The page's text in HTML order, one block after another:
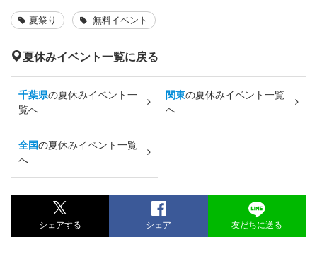
夏祭り 無料イベント
夏休みイベント一覧に戻る
千葉県の夏休みイベント一
覧へ
関東の夏休みイベント一覧
へ
全国の夏休みイベント一覧
へ
シェアする シェア 友だちに送る